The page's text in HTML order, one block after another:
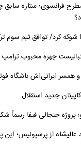
مطرح فرانسوی؛ ستاره
شوکه کرد/ توافق تیم سوم
چهره محبوب
همسر ایرانی‌اش باشگاه
پروژه جنجالی فیفا
عالیشاه از پرسپولیس؛